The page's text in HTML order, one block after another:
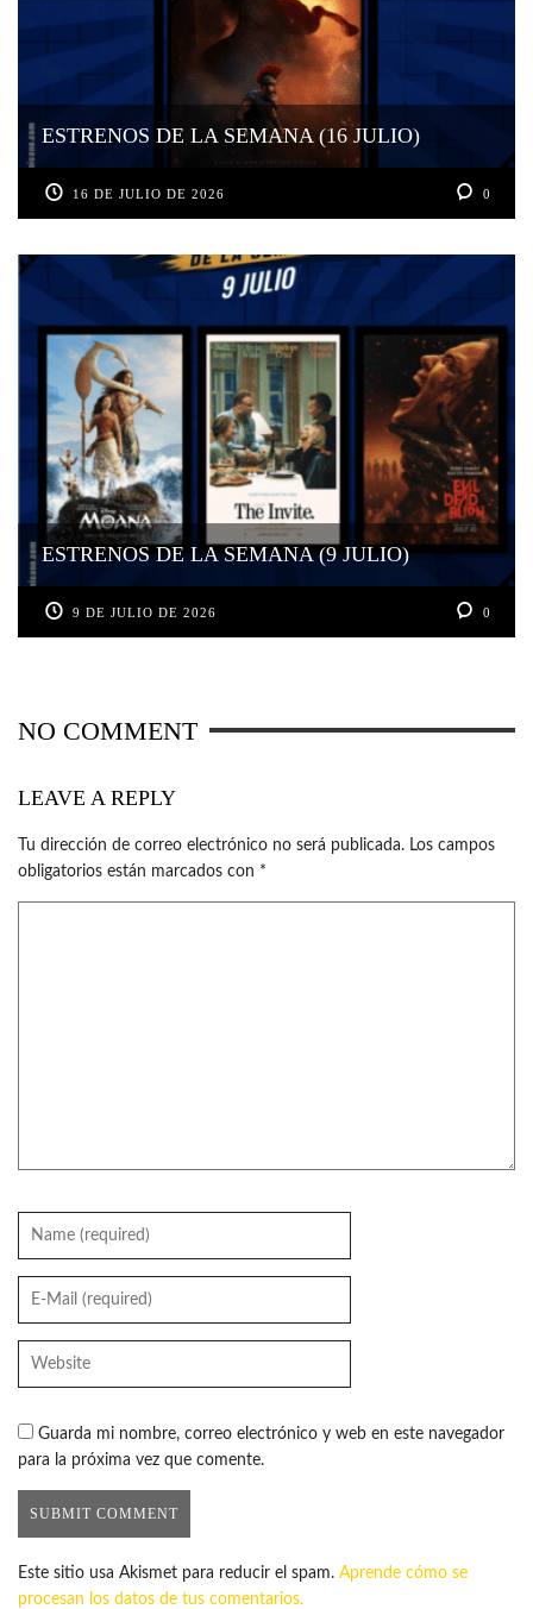
ESTRENOS DE LA SEMANA (16 JULIO)
16 DE JULIO DE 2026 0
ESTRENOS DE LA SEMANA (9 JULIO)
9 DE JULIO DE 2026 0
NO COMMENT
LEAVE A REPLY
Tu dirección de correo electrónico no será publicada. Los campos
obligatorios están marcados con *
Guarda mi nombre, correo electrónico y web en este navegador
para la próxima vez que comente.
Este sitio usa Akismet para reducir el spam. Aprende cómo se
procesan los datos de tus comentarios.